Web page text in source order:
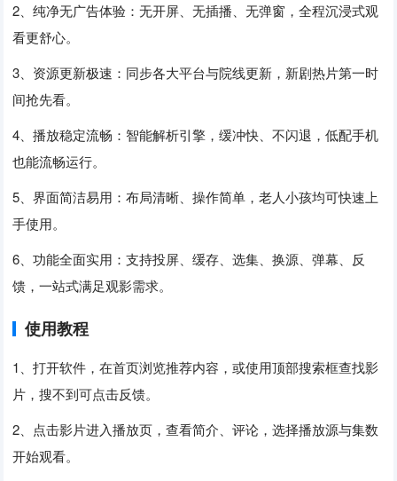
2、纯净无广告体验：无开屏、无插播、无弹窗，全程沉浸式观
看更舒心。
3、资源更新极速：同步各大平台与院线更新，新剧热片第一时
间抢先看。
4、播放稳定流畅：智能解析引擎，缓冲快、不闪退，低配手机
也能流畅运行。
5、界面简洁易用：布局清晰、操作简单，老人小孩均可快速上
手使用。
6、功能全面实用：支持投屏、缓存、选集、换源、弹幕、反
馈，一站式满足观影需求。
使用教程
1、打开软件，在首页浏览推荐内容，或使用顶部搜索框查找影
片，搜不到可点击反馈。
2、点击影片进入播放页，查看简介、评论，选择播放源与集数
开始观看。